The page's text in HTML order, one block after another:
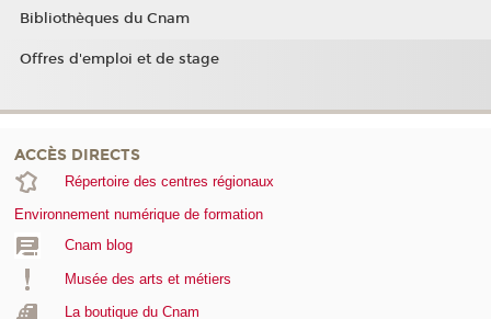
Bibliothèques du Cnam
Offres d'emploi et de stage
ACCÈS DIRECTS
Répertoire des centres régionaux
Environnement numérique de formation
Cnam blog
Musée des arts et métiers
La boutique du Cnam